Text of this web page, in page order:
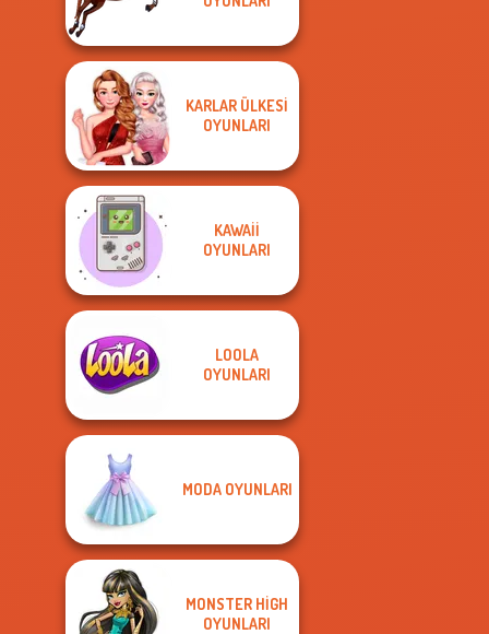
KARLAR ÜLKESI
OYUNLARI
KAWAII
OYUNLARI
LOOLA
OYUNLARI
MODA OYUNLARI
MONSTER HIGH
OYUNLARI